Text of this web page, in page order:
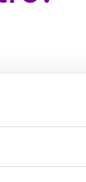
via